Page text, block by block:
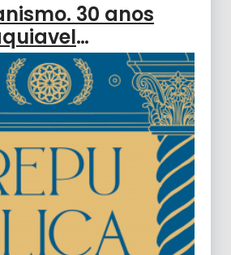
30 anos
de Newton
Flávia
2021)